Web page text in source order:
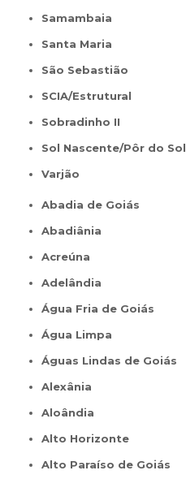
Samambaia
Santa Maria
São Sebastião
SCIA/Estrutural
Sobradinho II
Sol Nascente/Pôr do Sol
Varjão
Abadia de Goiás
Abadiânia
Acreúna
Adelândia
Água Fria de Goiás
Água Limpa
Águas Lindas de Goiás
Alexânia
Aloândia
Alto Horizonte
Alto Paraíso de Goiás